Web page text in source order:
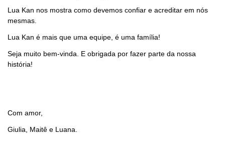
Lua Kan nos mostra como devemos confiar e acreditar em nós
mesmas.
Lua Kan é mais que uma equipe, é uma família!
Seja muito bem-vinda. E obrigada por fazer parte da nossa
história!
Com amor,
Giulia, Maitê e Luana.